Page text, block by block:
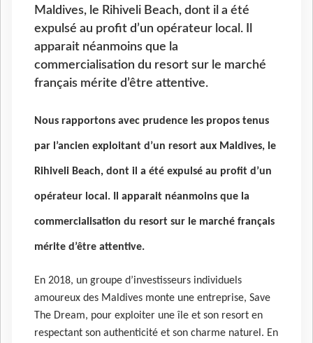
Maldives, le Rihiveli Beach, dont il a été
expulsé au profit d’un opérateur local. Il
apparait néanmoins que la
commercialisation du resort sur le marché
français mérite d’être attentive.
Nous rapportons avec prudence les propos tenus
par l’ancien exploitant d’un resort aux Maldives, le
Rihiveli Beach, dont il a été expulsé au profit d’un
opérateur local. Il apparait néanmoins que la
commercialisation du resort sur le marché français
mérite d’être attentive.
En 2018, un groupe d’investisseurs individuels
amoureux des Maldives monte une entreprise, Save
The Dream, pour exploiter une île et son resort en
respectant son authenticité et son charme naturel. En